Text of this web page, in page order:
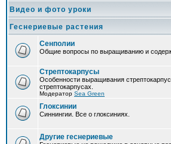
Видео и фото уроки
Геснериевые растения
Сенполии
Общие вопросы по выращиванию и
Стрептокарпусы
Особенности выращивания
стрептокарпусах.
Модератор Sea Green
Глоксинии
Синнингии. Все о глоксиниях.
Другие геснериевые